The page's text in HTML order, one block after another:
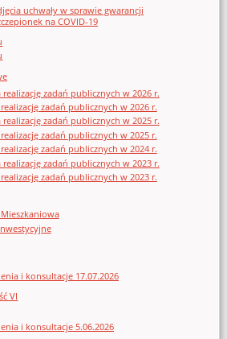
uchwały w sprawie gwarancji
na COVID-19
zadań publicznych w 2026 r.
zadań publicznych w 2026 r.
zadań publicznych w 2025 r.
zadań publicznych w 2025 r.
zadań publicznych w 2024 r.
zadań publicznych w 2023 r.
zadań publicznych w 2023 r.
i konsultacje 17.07.2026
VI
i konsultacje 5.06.2026